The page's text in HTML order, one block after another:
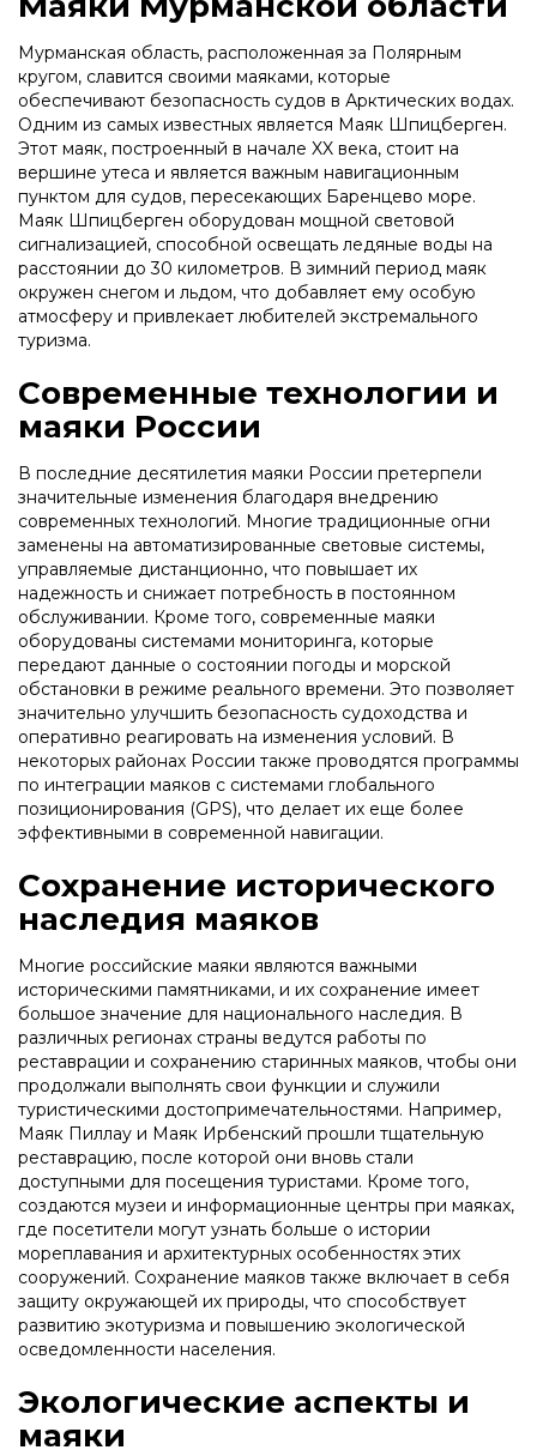
Мурманская область, расположенная за Полярным
кругом, славится своими маяками, которые
обеспечивают безопасность судов в Арктических водах.
Одним из самых известных является Маяк Шпицберген.
Этот маяк, построенный в начале XX века, стоит на
вершине утеса и является важным навигационным
пунктом для судов, пересекающих Баренцево море.
Маяк Шпицберген оборудован мощной световой
сигнализацией, способной освещать ледяные воды на
расстоянии до 30 километров. В зимний период маяк
окружен снегом и льдом, что добавляет ему особую
атмосферу и привлекает любителей экстремального
туризма.
Современные технологии и
маяки России
В последние десятилетия маяки России претерпели
значительные изменения благодаря внедрению
современных технологий. Многие традиционные огни
заменены на автоматизированные световые системы,
управляемые дистанционно, что повышает их
надежность и снижает потребность в постоянном
обслуживании. Кроме того, современные маяки
оборудованы системами мониторинга, которые
передают данные о состоянии погоды и морской
обстановки в режиме реального времени. Это позволяет
значительно улучшить безопасность судоходства и
оперативно реагировать на изменения условий. В
некоторых районах России также проводятся программы
по интеграции маяков с системами глобального
позиционирования (GPS), что делает их еще более
эффективными в современной навигации.
Сохранение исторического
наследия маяков
Многие российские маяки являются важными
историческими памятниками, и их сохранение имеет
большое значение для национального наследия. В
различных регионах страны ведутся работы по
реставрации и сохранению старинных маяков, чтобы они
продолжали выполнять свои функции и служили
туристическими достопримечательностями. Например,
Маяк Пиллау и Маяк Ирбенский прошли тщательную
реставрацию, после которой они вновь стали
доступными для посещения туристами. Кроме того,
создаются музеи и информационные центры при маяках,
где посетители могут узнать больше о истории
мореплавания и архитектурных особенностях этих
сооружений. Сохранение маяков также включает в себя
защиту окружающей их природы, что способствует
развитию экотуризма и повышению экологической
осведомленности населения.
Экологические аспекты и
маяки